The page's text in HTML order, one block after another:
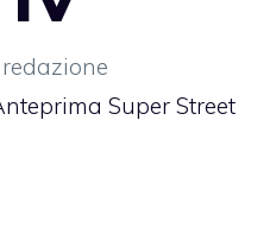
redazione
Super Street